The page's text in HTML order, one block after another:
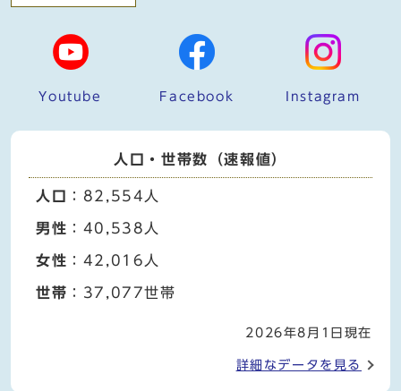
Youtube Facebook Instagram
人口・世帯数（速報値）
人口 ：82,554人
男性 ：40,538人
女性 ：42,016人
世帯 ：37,077世帯
2026年8月1日現在
詳細なデータを見る